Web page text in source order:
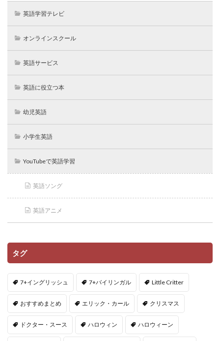
英語学習テレビ
オンラインスクール
英語サービス
英語に役立つ本
幼児英語
小学生英語
YouTubeで英語学習
英語ソング
英語アニメ
タグ
7+イングリッシュ 7+バイリンガル Little Critter
おすすめまとめ エリック・カール クリスマス
ドクター・スース ハロウィン ハロウィーン